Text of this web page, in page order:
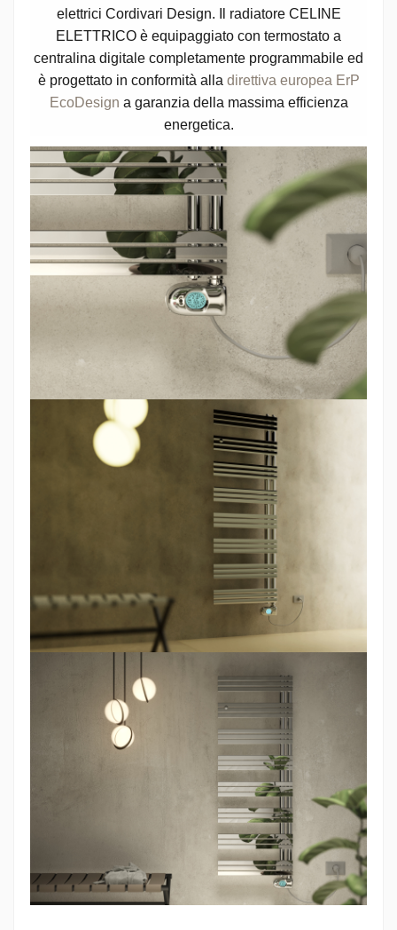
elettrici Cordivari Design. Il radiatore CELINE
ELETTRICO è equipaggiato con termostato a
centralina digitale completamente programmabile ed
è progettato in conformità alla direttiva europea ErP
EcoDesign a garanzia della massima efficienza
energetica.